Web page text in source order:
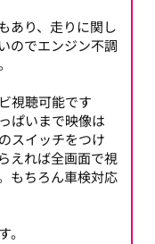
あり、走りに関し
のでエンジン不調
視聴可能です
ぱいまで映像は
スイッチをつけ
えれば全画面で視
もちろん車検対応
。